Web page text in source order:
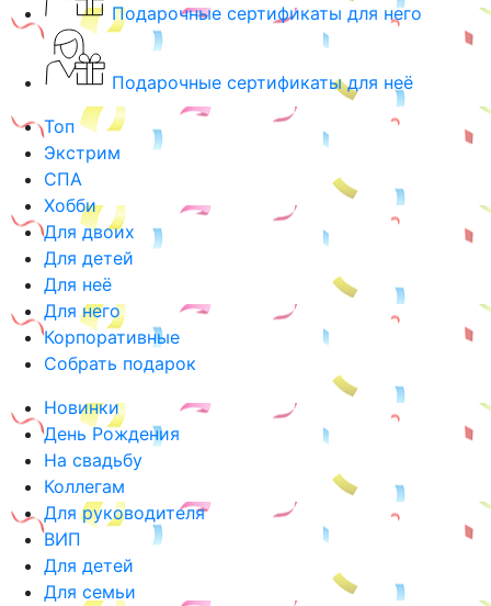
Подарочные сертификаты для него
Подарочные сертификаты для неё
Топ
Экстрим
СПА
Хобби
Для двоих
Для детей
Для неё
Для него
Корпоративные
Собрать подарок
Новинки
День Рождения
На свадьбу
Коллегам
Для руководителя
ВИП
Для детей
Для семьи